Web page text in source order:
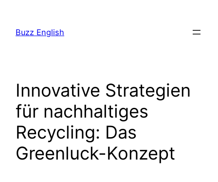
contenido
Buzz English
Innovative Strategien
für nachhaltiges
Recycling: Das
Greenluck-Konzept